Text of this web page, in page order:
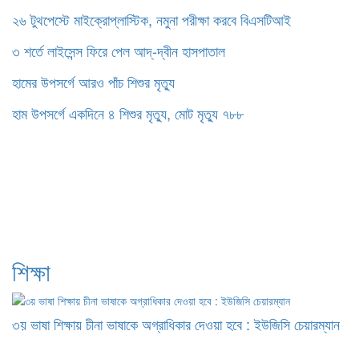
২৬ টুথপেস্টে মাইক্রোপ্লাস্টিক, নমুনা পরীক্ষা করবে বিএসটিআই
৩ শর্তে লাইসেন্স ফিরে পেল আদ্-দ্বীন হাসপাতাল
হামের উপসর্গে আরও পাঁচ শিশুর মৃত্যু
হাম উপসর্গে একদিনে ৪ শিশুর মৃত্যু, মোট মৃত্যু ৭৮৮
শিক্ষা
৩য় ভাষা শিক্ষায় চীনা ভাষাকে অগ্রাধিকার দেওয়া হবে : ইউজিসি চেয়ারম্যান